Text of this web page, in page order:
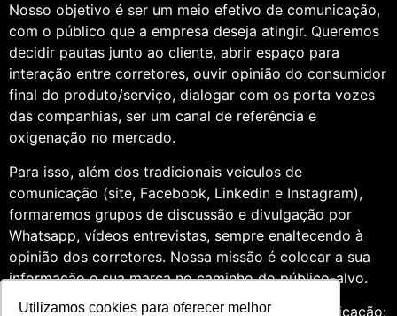
Utilizamos cookies para oferecer melhor
Nosso objetivo é ser um meio efetivo de comunicação,
com o público que a empresa deseja atingir. Queremos
decidir pautas junto ao cliente, abrir espaço para
interação entre corretores, ouvir opinião do consumidor
final do produto/serviço, dialogar com os porta vozes
das companhias, ser um canal de referência e
oxigenação no mercado.
Para isso, além dos tradicionais veículos de
comunicação (site, Facebook, Linkedin e Instagram),
formaremos grupos de discussão e divulgação por
Whatsapp, vídeos entrevistas, sempre enaltecendo à
opinião dos corretores. Nossa missão é colocar a sua
informação e sua marca no caminho do público-alvo.
Somos profissionais formados na área de comunicação: